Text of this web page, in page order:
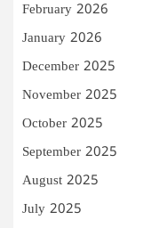
February 2026
January 2026
December 2025
November 2025
October 2025
September 2025
August 2025
July 2025